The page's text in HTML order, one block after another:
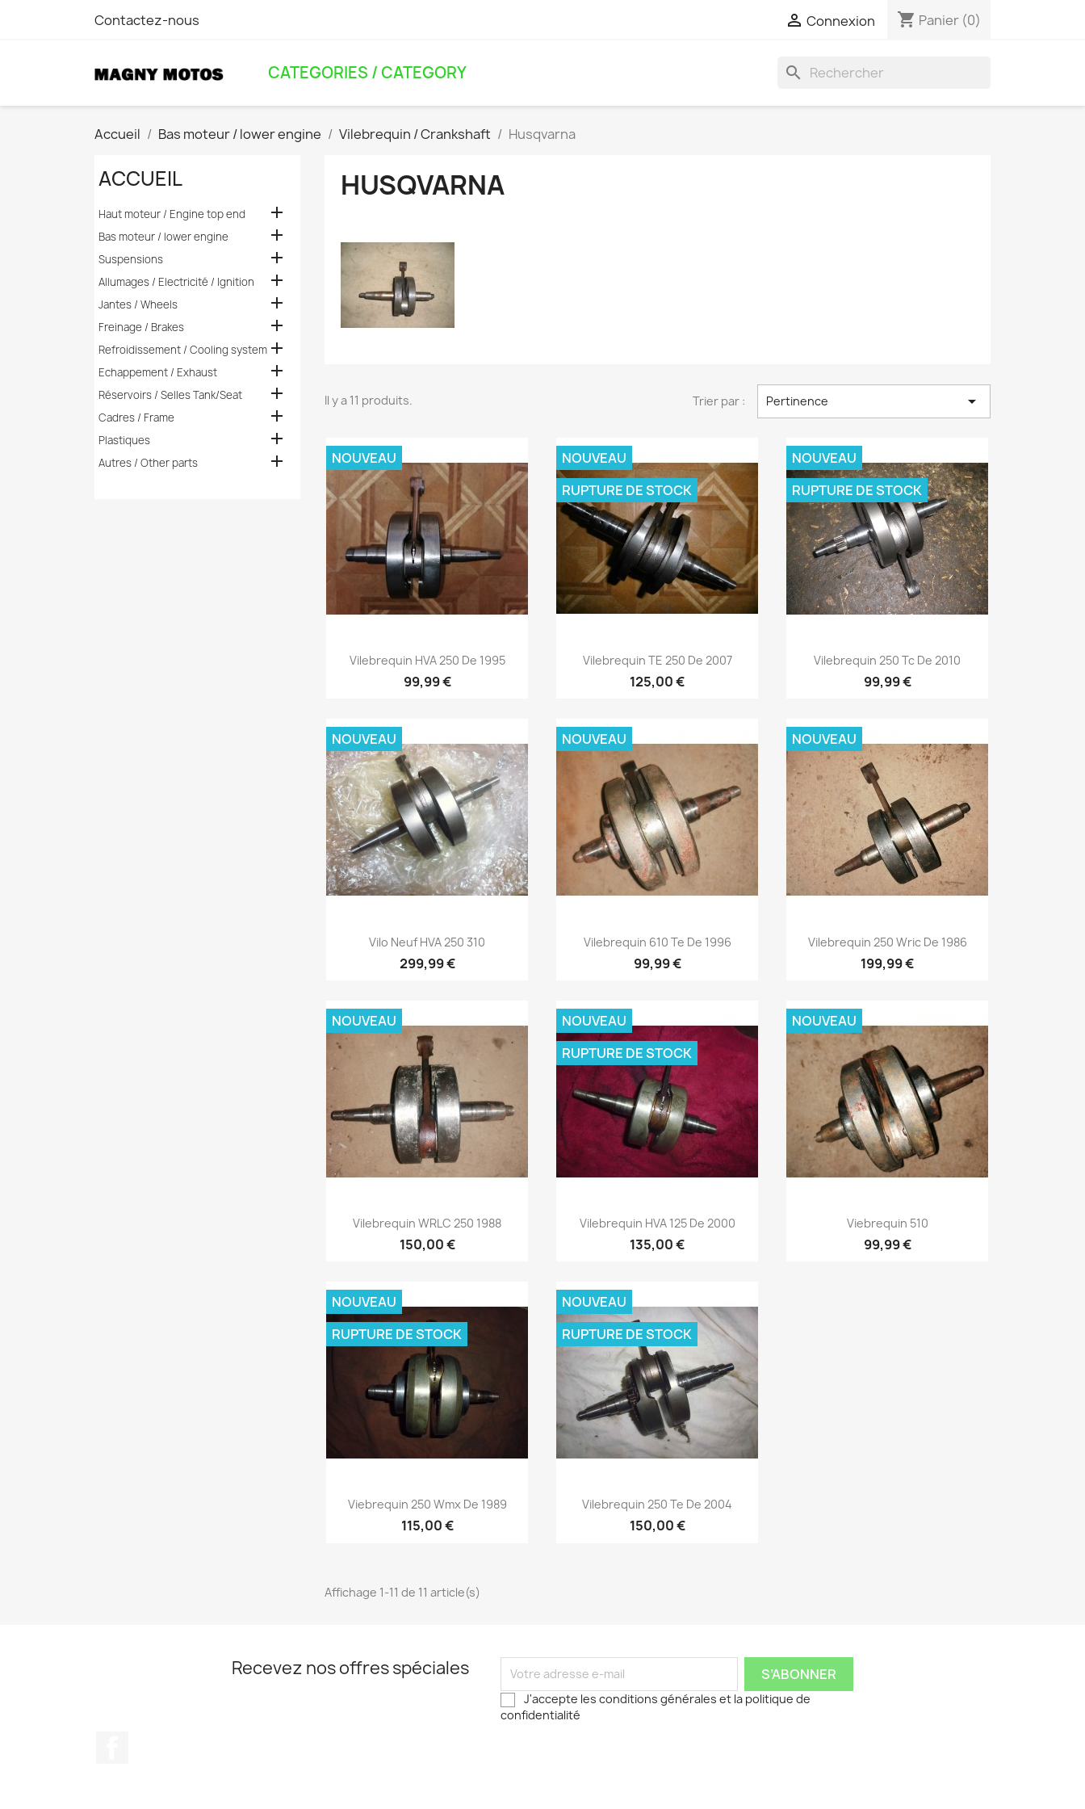
Contactez-nous  Connexion shopping_cart Panier (0)
CATEGORIES / CATEGORY search
Accueil Bas moteur / lower engine Vilebrequin / Crankshaft Husqvarna
ACCUEIL
Haut moteur / Engine top end 
Bas moteur / lower engine 
Suspensions 
Allumages / Electricité / Ignition 
Jantes / Wheels 
Freinage / Brakes 
Refroidissement / Cooling system
Echappement / Exhaust 
Réservoirs / Selles Tank/Seat 
Cadres / Frame 
Plastiques 
Autres / Other parts 
HUSQVARNA
Il y a 11 produits. Trier par : Pertinence 
Aperçu rapide
Vilebrequin HVA 250 De 1995
99,99 €
NOUVEAU
Aperçu rapide
Vilebrequin TE 250 De 2007
125,00 €
NOUVEAU
RUPTURE DE STOCK
Aperçu rapide
Vilebrequin 250 Tc De 2010
99,99 €
NOUVEAU
RUPTURE DE STOCK
 Aperçu rapide
Vilo Neuf HVA 250 310
299,99 €
NOUVEAU
Aperçu rapide
Vilebrequin 610 Te De 1996
99,99 €
NOUVEAU
Aperçu rapide
Vilebrequin 250 Wric De 1986
199,99 €
NOUVEAU
Aperçu rapide
Vilebrequin WRLC 250 1988
150,00 €
NOUVEAU
Aperçu rapide
Vilebrequin HVA 125 De 2000
135,00 €
NOUVEAU
RUPTURE DE STOCK
Aperçu rapide
Viebrequin 510
99,99 €
NOUVEAU
Aperçu rapide
Viebrequin 250 Wmx De 1989
115,00 €
NOUVEAU
RUPTURE DE STOCK
Aperçu rapide
Vilebrequin 250 Te De 2004
150,00 €
NOUVEAU
RUPTURE DE STOCK
Affichage 1-11 de 11 article(s)
Recevez nos offres spéciales
J'accepte les conditions générales et la politique de
confidentialité